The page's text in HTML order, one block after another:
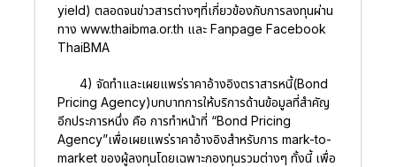
yield) ตลอดจนข่าวสารต่างๆที่เกี่ยวข้องกับการลงทุนผ่าน
ทาง www.thaibma.or.th และ Fanpage Facebook
ThaiBMA
4) จัดทำและเผยแพร่ราคาอ้างอิงตราสารหนี้(Bond
Pricing Agency)บทบาทการให้บริการด้านข้อมูลที่สำคัญ
อีกประการหนึ่ง คือ การทำหน้าที่ “Bond Pricing
Agency”เพื่อเผยแพร่ราคาอ้างอิงสำหรับการ mark-to-
market ของผู้ลงทุนโดยเฉพาะกองทุนรวมต่างๆ ทั้งนี้ เพื่อ